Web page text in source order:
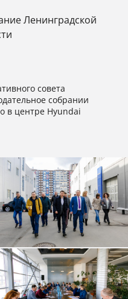
Ленинградской
совета
собрании
в центре Hyundai